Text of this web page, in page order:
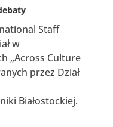
Staff
w
„Across Culture
przez Dział
Białostockiej.